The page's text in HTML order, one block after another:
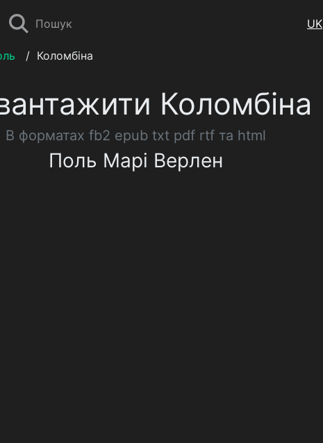
Пошук UK
/ Коломбіна
Коломбіна
В форматах fb2 epub txt pdf rtf та html
Поль Марі Верлен